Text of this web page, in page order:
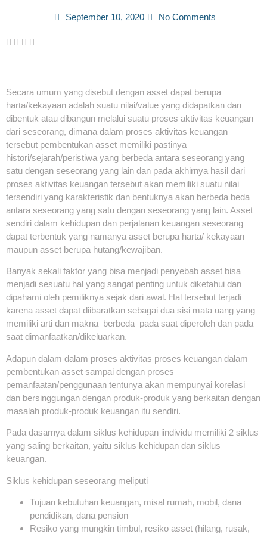
September 10, 2020 No Comments
Secara umum yang disebut dengan asset dapat berupa
harta/kekayaan adalah suatu nilai/value yang didapatkan dan
dibentuk atau dibangun melalui suatu proses aktivitas keuangan
dari seseorang, dimana dalam proses aktivitas keuangan
tersebut pembentukan asset memiliki pastinya
histori/sejarah/peristiwa yang berbeda antara seseorang yang
satu dengan seseorang yang lain dan pada akhirnya hasil dari
proses aktivitas keuangan tersebut akan memiliki suatu nilai
tersendiri yang karakteristik dan bentuknya akan berbeda beda
antara seseorang yang satu dengan seseorang yang lain. Asset
sendiri dalam kehidupan dan perjalanan keuangan seseorang
dapat terbentuk yang namanya asset berupa harta/ kekayaan
maupun asset berupa hutang/kewajiban.
Banyak sekali faktor yang bisa menjadi penyebab asset bisa
menjadi sesuatu hal yang sangat penting untuk diketahui dan
dipahami oleh pemiliknya sejak dari awal. Hal tersebut terjadi
karena asset dapat diibaratkan sebagai dua sisi mata uang yang
memiliki arti dan makna berbeda pada saat diperoleh dan pada
saat dimanfaatkan/dikeluarkan.
Adapun dalam dalam proses aktivitas proses keuangan dalam
pembentukan asset sampai dengan proses
pemanfaatan/penggunaan tentunya akan mempunyai korelasi
dan bersinggungan dengan produk-produk yang berkaitan dengan
masalah produk-produk keuangan itu sendiri.
Pada dasarnya dalam siklus kehidupan iindividu memiliki 2 siklus
yang saling berkaitan, yaitu siklus kehidupan dan siklus
keuangan.
Siklus kehidupan seseorang meliputi
Tujuan kebutuhan keuangan, misal rumah, mobil, dana
pendidikan, dana pension
Resiko yang mungkin timbul, resiko asset (hilang, rusak,